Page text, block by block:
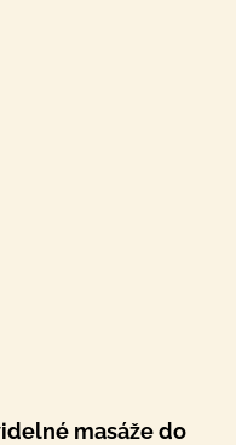
masáže do